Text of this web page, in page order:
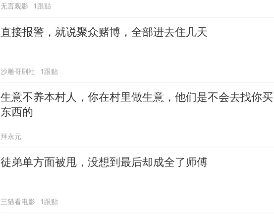
无言观影 1跟贴
直接报警，就说聚众赌博，全部进去住几天
沙雕哥剧社 1跟贴
生意不养本村人，你在村里做生意，他们是不会去找你买
东西的
拜永元
徒弟单方面被甩，没想到最后却成全了师傅
三猫看电影 1跟贴